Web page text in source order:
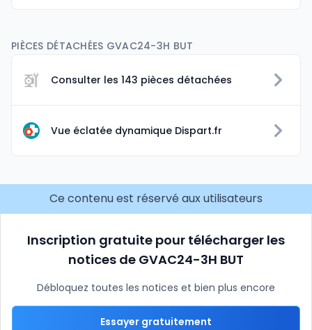
PIÈCES DÉTACHÉES GVAC24-3H BUT
Consulter les 143 pièces détachées
Vue éclatée dynamique Dispart.fr
Ce contenu est réservé aux utilisateurs
Inscription gratuite pour télécharger les
notices de GVAC24-3H BUT
Débloquez toutes les notices et bien plus encore
Essayer gratuitement